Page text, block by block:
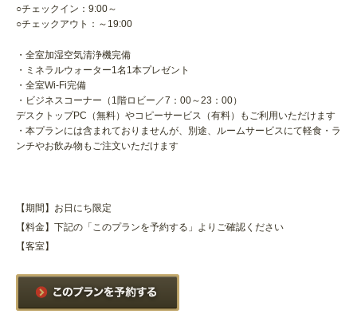
○チェックイン：9:00～
○チェックアウト：～19:00
・全室加湿空気清浄機完備
・ミネラルウォーター1名1本プレゼント
・全室Wi-Fi完備
・ビジネスコーナー（1階ロビー／7：00～23：00）
デスクトップPC（無料）やコピーサービス（有料）もご利用いただけます
・本プランには含まれておりませんが、別途、ルームサービスにて軽食・ラ
ンチやお飲み物もご注文いただけます
【期間】お日にち限定
【料金】下記の「このプランを予約する」よりご確認ください
【客室】